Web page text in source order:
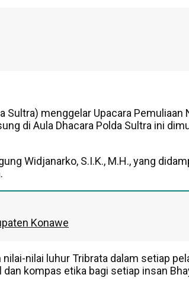
menggelar Upacara
di Aula Dhacara Polda Sultra ini
Widjanarko, S.I.K., M.H., yang
Konawe
nilai luhur Tribrata dalam setiap
kompas etika bagi setiap insan